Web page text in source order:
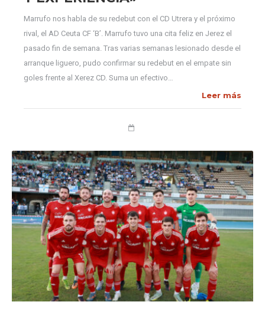
Marrufo nos habla de su redebut con el CD Utrera y el próximo
rival, el AD Ceuta CF ‘B’. Marrufo tuvo una cita feliz en Jerez el
pasado fin de semana. Tras varias semanas lesionado desde el
arranque liguero, pudo confirmar su redebut en el empate sin
goles frente al Xerez CD. Suma un efectivo…
Leer más